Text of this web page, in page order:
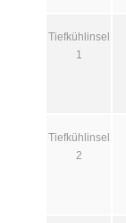
Tiefkühlinsel
1
Tiefkühlinsel
2